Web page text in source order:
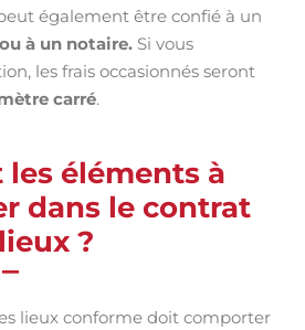
également être confié à un
à un notaire. Si vous
les frais occasionnés seront
carré.
les éléments à
dans le contrat
?
lieux conforme doit comporter